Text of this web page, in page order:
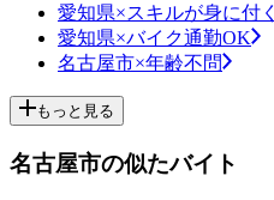
愛知県×スキルが身に付く
愛知県×バイク通勤OK
名古屋市×年齢不問
もっと見る
名古屋市の似たバイト